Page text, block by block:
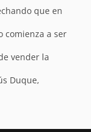
que en
comienza a ser
vender la
Duque,